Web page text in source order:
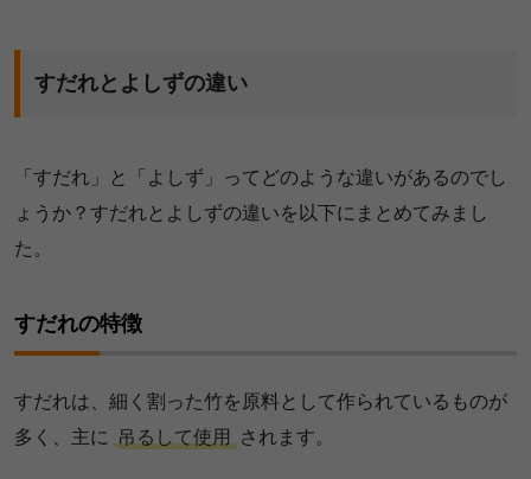
すだれとよしずの違い
「すだれ」と「よしず」ってどのような違いがあるのでし
ょうか？すだれとよしずの違いを以下にまとめてみまし
た。
すだれの特徴
すだれは、細く割った竹を原料として作られているものが
多く、主に
吊るして使用 されます。